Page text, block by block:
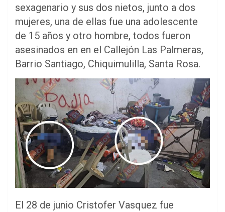
sexagenario y sus dos nietos, junto a dos
mujeres, una de ellas fue una adolescente
de 15 años y otro hombre, todos fueron
asesinados en en el Callejón Las Palmeras,
Barrio Santiago, Chiquimulilla, Santa Rosa.
El 28 de junio Cristofer Vasquez fue